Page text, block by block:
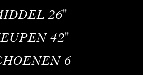
26''
42''
6